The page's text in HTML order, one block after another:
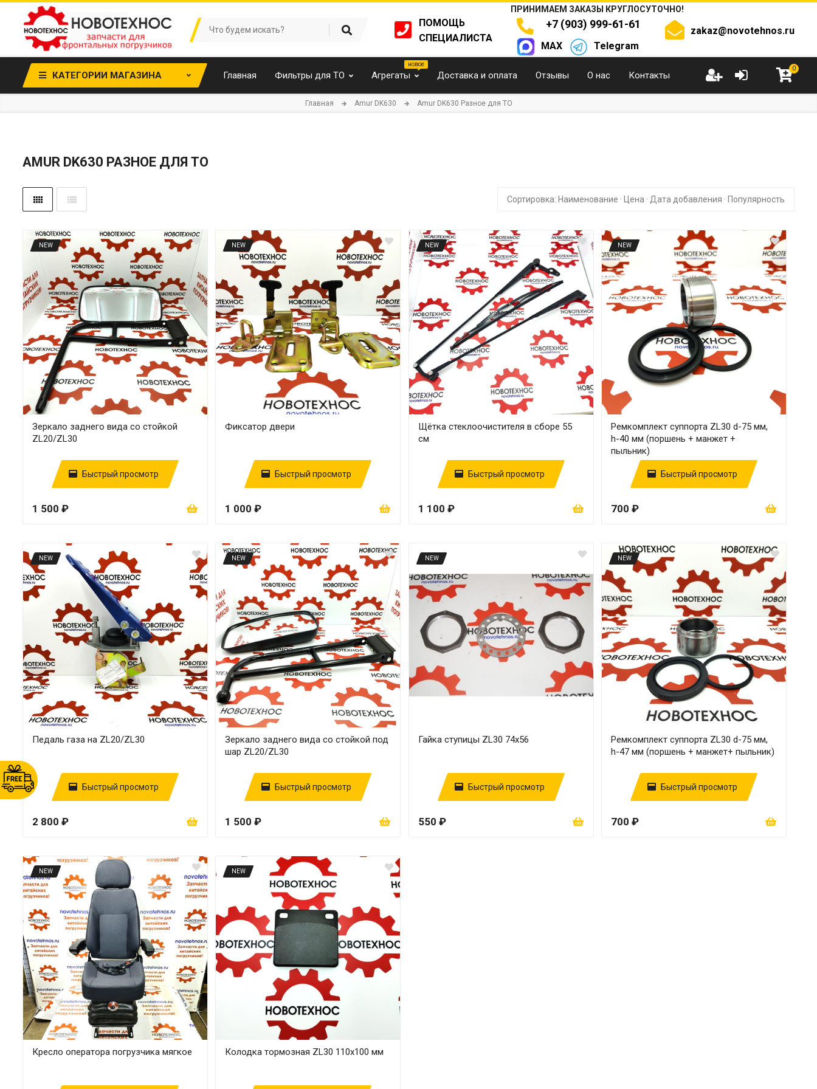
ПОМОЩЬ
СПЕЦИАЛИСТА
ПРИНИМАЕМ ЗАКАЗЫ КРУГЛОСУТОЧНО!
+7 (903) 999-61-61
MAX Telegram
zakaz@novotehnos.ru
КАТЕГОРИИ МАГАЗИНА Главная Фильтры для ТО Агрегаты Доставка и оплата Отзывы О нас Контакты
0
Главная Amur DK630 Amur DK630 Разное для ТО
AMUR DK630 РАЗНОЕ ДЛЯ ТО
Сортировка: Наименование · Цена · Дата добавления · Популярность
NEW
Зеркало заднего вида со стойкой
ZL20/ZL30
Быстрый просмотр
1 500 ₽
NEW
Фиксатор двери
Быстрый просмотр
1 000 ₽
NEW
Щётка стеклоочистителя в сборе 55
см
Быстрый просмотр
1 100 ₽
NEW
Ремкомплект суппорта ZL30 d-75 мм,
h-40 мм (поршень + манжет +
пыльник)
Быстрый просмотр
700 ₽
NEW
Педаль газа на ZL20/ZL30
Быстрый просмотр
2 800 ₽
NEW
Зеркало заднего вида со стойкой под
шар ZL20/ZL30
Быстрый просмотр
1 500 ₽
NEW
Гайка ступицы ZL30 74х56
Быстрый просмотр
550 ₽
NEW
Ремкомплект суппорта ZL30 d-75 мм,
h-47 мм (поршень + манжет+ пыльник)
Быстрый просмотр
700 ₽
NEW
Кресло оператора погрузчика мягкое
NEW
Колодка тормозная ZL30 110x100 мм